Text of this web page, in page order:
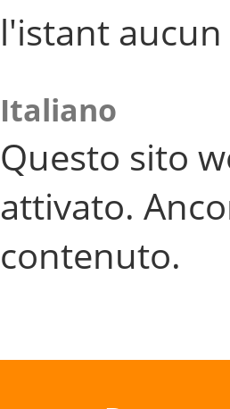
l'istant
Italiano
Questo sito
attivato.
contenuto.